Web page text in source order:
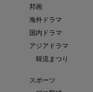
邦画
海外ドラマ
国内ドラマ
アジアドラマ
韓流まつり
スポーツ